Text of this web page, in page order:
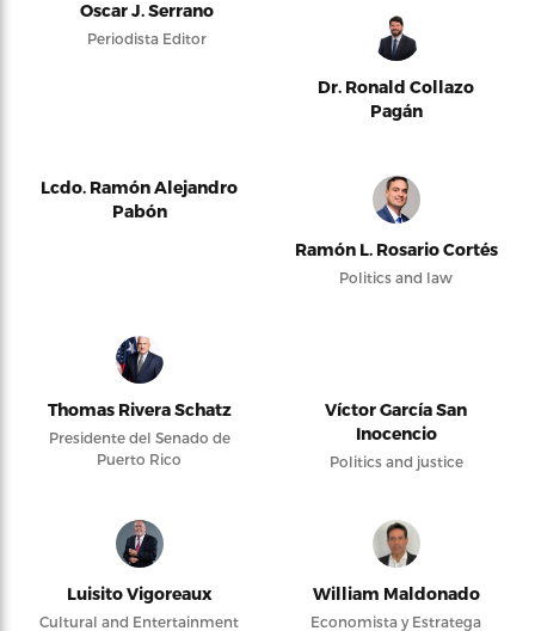
Oscar J. Serrano
Periodista Editor
Dr. Ronald Collazo
Pagán
Lcdo. Ramón Alejandro
Pabón
Ramón L. Rosario Cortés
Politics and law
Thomas Rivera Schatz
Presidente del Senado de
Puerto Rico
Víctor García San
Inocencio
Politics and justice
Luisito Vigoreaux
Cultural and Entertainment
William Maldonado
Economista y Estratega